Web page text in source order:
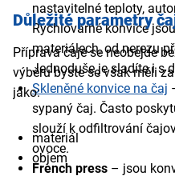
nastavitelné teploty,
Rychlovarné konvice
materiálech, od nerezu
Jednoduše je sladíte i s
Skleněné konvice na čaj
sypaný čaj. Často
slouží k odfiltrování
ovoce.
French press – jsou
Důležité parametry
Příprava čaje se neobejde
výběru byste se však měli
jako:
materiál
objem